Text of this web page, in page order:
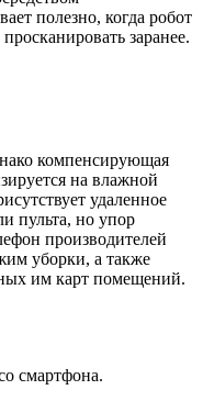
полезно, когда робот
заранее.
компенсирующая
на влажной
удаленное
пульта, но упор
производителей
уборки, а также
им карт помещений.
смартфона.